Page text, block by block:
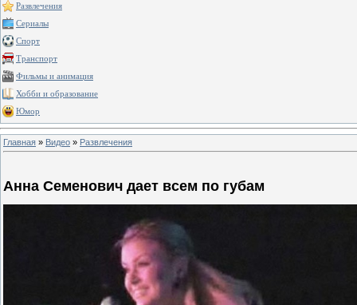
Развлечения
Сериалы
Спорт
Транспорт
Фильмы и анимация
Хобби и образование
Юмор
Главная » Видео » Развлечения
Анна Семенович дает всем по губам